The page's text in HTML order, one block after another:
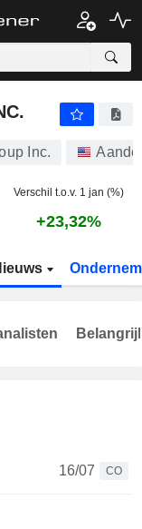
Inc.
Verschil t.o.v. 1 jan (%)
+23,32%
16/07
CO